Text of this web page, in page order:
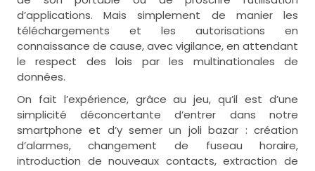
d’applications. Mais simplement de manier les
téléchargements et les autorisations en
connaissance de cause, avec vigilance, en attendant
le respect des lois par les multinationales de
données.
On fait l’expérience, grâce au jeu, qu’il est d’une
simplicité déconcertante d’entrer dans notre
smartphone et d’y semer un joli bazar : création
d’alarmes, changement de fuseau horaire,
introduction de nouveaux contacts, extraction de